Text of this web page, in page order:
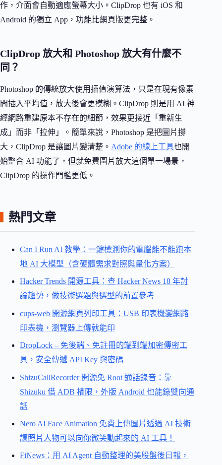
作，介面會自動適應螢幕大小。ClipDrop 也有 iOS 和
Android 的獨立 App，功能比網頁版更完整。
ClipDrop 放大和 Photoshop 放大有什麼不
同？
Photoshop 的傳統放大使用插值演算法，只是在現有像素
間插入平均值，放大後會更模糊。ClipDrop 則是用 AI 神
經網路重建原本不存在的細節，效果更接近「重新生
成」而非「拉伸」。簡單來說，Photoshop 是把圖片撐
大，ClipDrop 是讓圖片變清楚。 Adobe 的線上工具也開
始整合 AI 功能了，但就免費圖片放大這個單一場景，
ClipDrop 的操作門檻更低。
熱門文章
Can I Run AI 教學：一鍵檢測你的電腦能不能跑本
地 AI 大模型（含硬體需求對照與量化方案）
Hacker Trends 開源工具：查 Hacker News 18 年討
論趨勢，做技術選題與選型的前置參考
cups-web 開源網頁列印工具：USB 印表機變網路
印表機，瀏覽器上傳就能印
DropLock – 免後端、免註冊的端到端加密傳密工
具，安全傳遞 API Key 與密碼
ShizuCallRecorder 開源免 Root 通話錄音：靠
Shizuku 借 ADB 權限，外版 Android 也能錄雙向通
話
Nero AI Face Animation 免費上傳圖片透過 AI 技術
讓照片人物可以向你微笑動起來的 AI 工具！
FiNews：用 AI Agent 自動整理的美股盤後日報，